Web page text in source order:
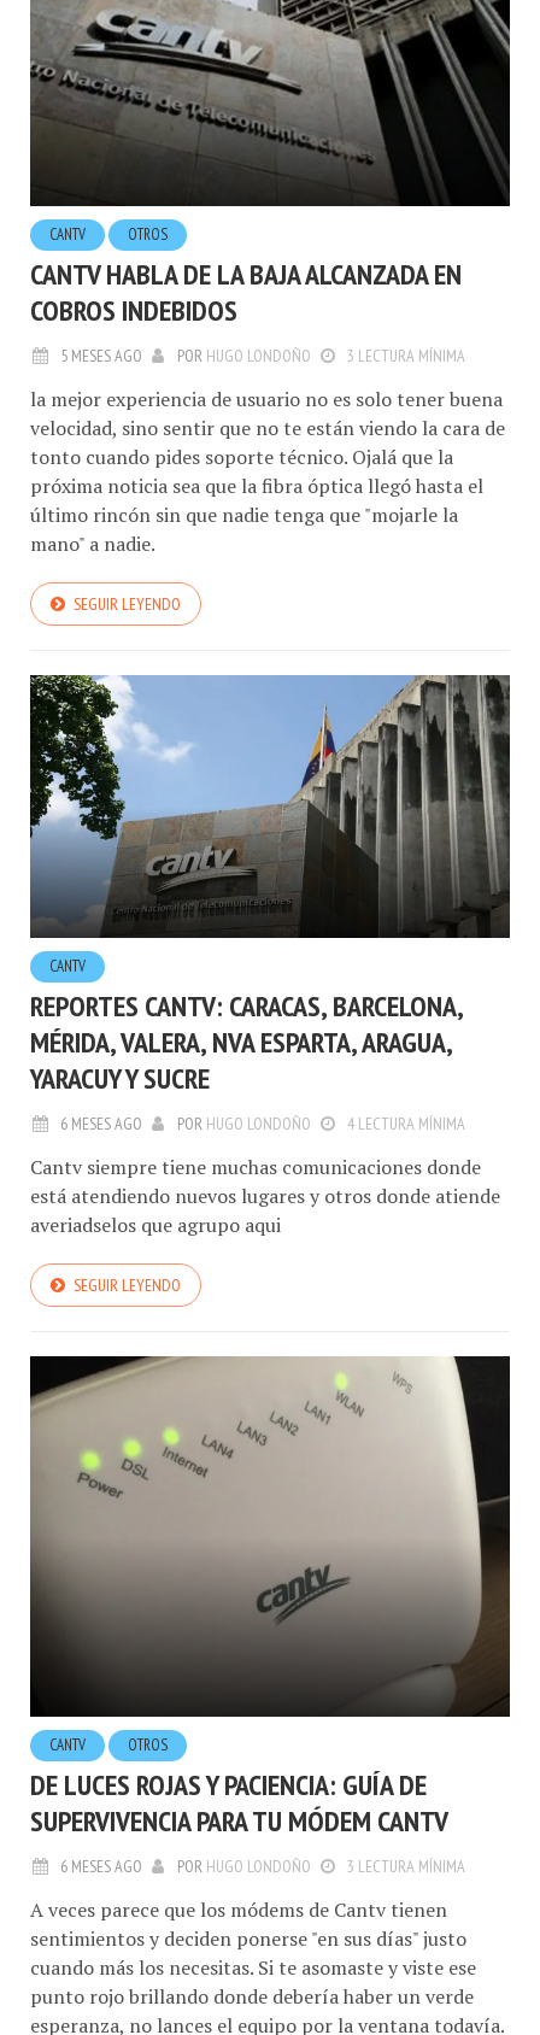
CANTV OTROS
CANTV HABLA DE LA BAJA ALCANZADA EN
COBROS INDEBIDOS
5 MESES AGO POR HUGO LONDOÑO 3 LECTURA MÍNIMA
la mejor experiencia de usuario no es solo tener buena
velocidad, sino sentir que no te están viendo la cara de
tonto cuando pides soporte técnico. Ojalá que la
próxima noticia sea que la fibra óptica llegó hasta el
último rincón sin que nadie tenga que "mojarle la
mano" a nadie.
SEGUIR LEYENDO
CANTV
REPORTES CANTV: CARACAS, BARCELONA,
MÉRIDA, VALERA, NVA ESPARTA, ARAGUA,
YARACUY Y SUCRE
6 MESES AGO POR HUGO LONDOÑO 4 LECTURA MÍNIMA
Cantv siempre tiene muchas comunicaciones donde
está atendiendo nuevos lugares y otros donde atiende
averiadselos que agrupo aqui
SEGUIR LEYENDO
CANTV OTROS
DE LUCES ROJAS Y PACIENCIA: GUÍA DE
SUPERVIVENCIA PARA TU MÓDEM CANTV
6 MESES AGO POR HUGO LONDOÑO 3 LECTURA MÍNIMA
​A veces parece que los módems de Cantv tienen
sentimientos y deciden ponerse "en sus días" justo
cuando más los necesitas. Si te asomaste y viste ese
punto rojo brillando donde debería haber un verde
esperanza, no lances el equipo por la ventana todavía.